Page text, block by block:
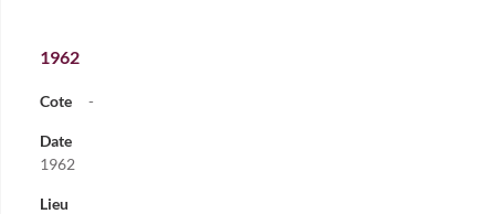
1962
Cote -
Date
1962
Lieu